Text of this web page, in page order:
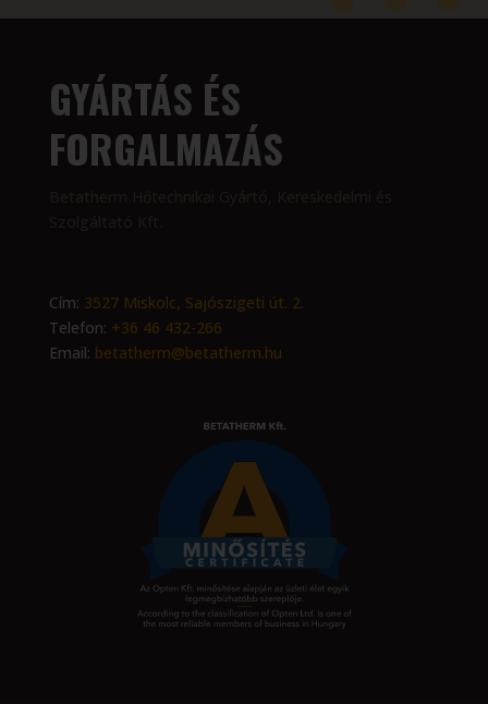
GYÁRTÁS ÉS
FORGALMAZÁS
Cím: 3527 Miskolc, Sajószigeti út. 2.
Telefon: +36 46 432-266
Email: betatherm@betatherm.hu